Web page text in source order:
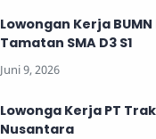
Lowongan Kerja BUMN
Tamatan SMA D3 S1
Lowonga Kerja PT
Nusantara